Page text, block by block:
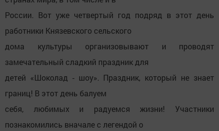
России. Вот уже четвертый год подряд в этот день
работники Князевского сельского
дома культуры организовывают и проводят
замечательный сладкий праздник для
детей «Шоколад - шоу». Праздник, который не знает
границ! В этот день балуем
себя, любимых и радуемся жизни! Участники
познакомились вначале с легендой о